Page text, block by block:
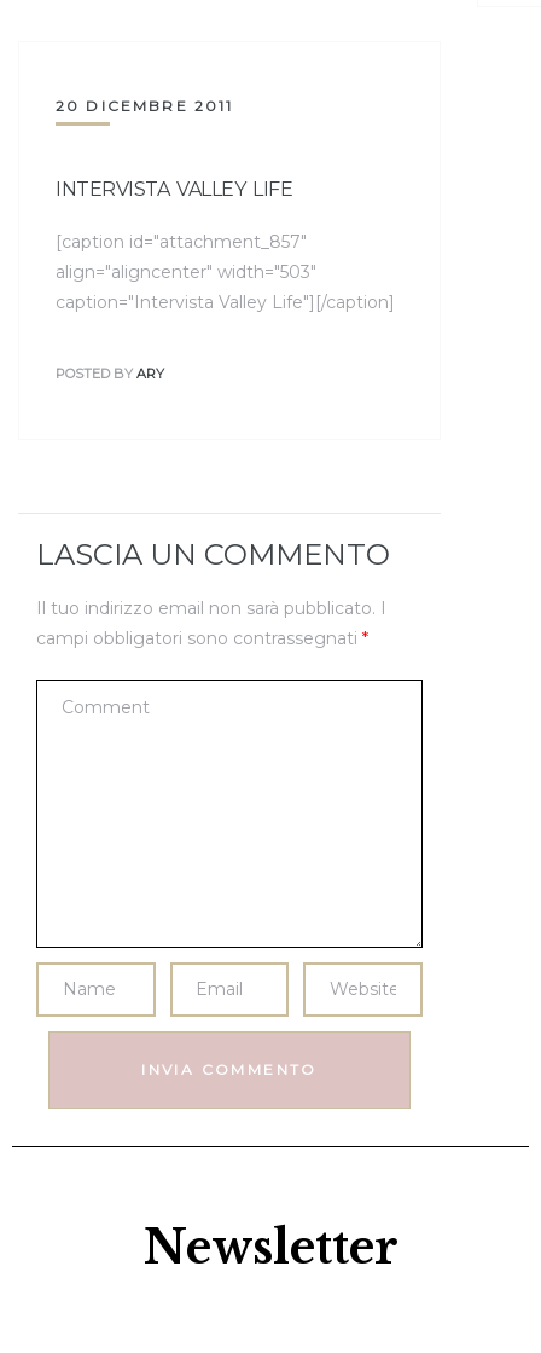
20 DICEMBRE 2011
INTERVISTA VALLEY LIFE
[caption id="attachment_857"
align="aligncenter" width="503"
caption="Intervista Valley Life"][/caption]
POSTED BY ARY
LASCIA UN COMMENTO
Il tuo indirizzo email non sarà pubblicato. I
campi obbligatori sono contrassegnati *
Newsletter